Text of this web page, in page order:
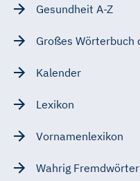
Gesundheit A-Z
Großes Wörterbuch
Kalender
Lexikon
Vornamenlexikon
Wahrig